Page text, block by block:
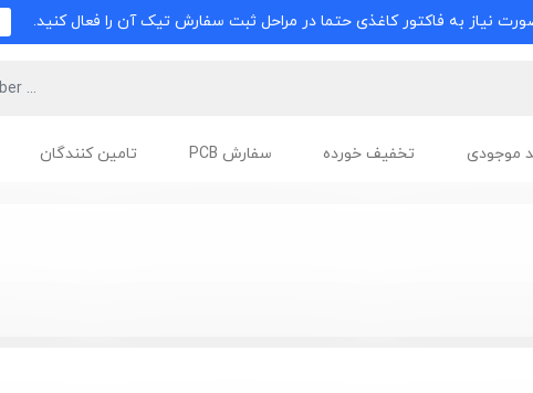
نیاز به فاکتور کاغذی حتما در مراحل ثبت سفارش تیک آن را فعال کنید.
موجودی تخفیف خورده سفارش PCB تامین کنندگان